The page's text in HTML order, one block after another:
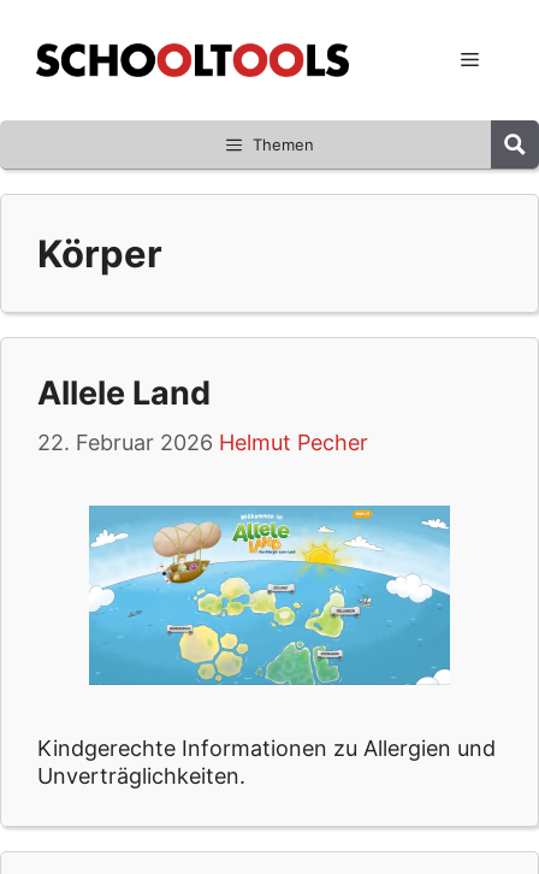
Inhalt
springen
Menü
Themen
Körper
Allele Land
22. Februar 2026 Helmut Pecher
Kindgerechte Informationen zu Allergien und
Unverträglichkeiten.